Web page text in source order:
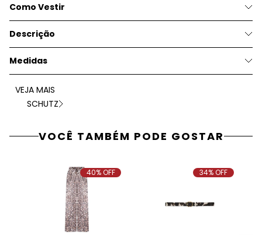
Como Vestir
Descrição
Medidas
VEJA MAIS
SCHUTZ
VOCÊ TAMBÉM PODE GOSTAR
40% OFF 34% OFF